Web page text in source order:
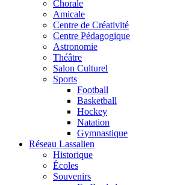
Chorale
Amicale
Centre de Créativité
Centre Pédagogique
Astronomie
Théâtre
Salon Culturel
Sports
Football
Basketball
Hockey
Natation
Gymnastique
Réseau Lassalien
Historique
Écoles
Souvenirs